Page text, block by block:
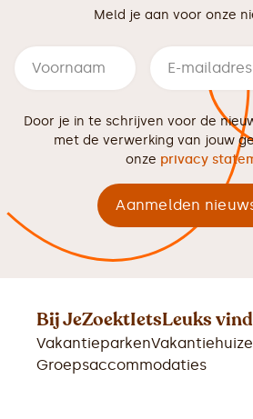
Meld je aan voor onze
Door je in te schrijven voor de
met de verwerking van jouw
onze privacy
Bij JeZoektIetsLeuks
Vakantieparken
Groepsaccommodaties